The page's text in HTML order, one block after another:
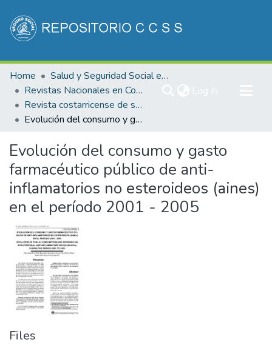
Communities & Collections
All of DSpace
Statistics
Home
Salud y Seguridad Social en Costa Rica
Revistas Nacionales en Costa Rica
Revista costarricense de salud Pública
Evolución del consumo y gasto farmacéutico público de anti-inflamatorios no esteroideos (aines) en el período 2001 - 2005
Evolución del consumo y gasto
farmacéutico público de anti-
inflamatorios no esteroideos (aines)
en el período 2001 - 2005
Files